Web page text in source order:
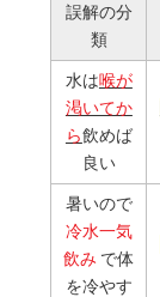
誤解の分
類
水は喉が
渇いてか
ら飲めば
良い
暑いので
冷水一気
飲み で体
を冷やす